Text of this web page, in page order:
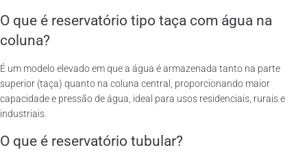
O que é reservatório tipo taça com água na
coluna?
É um modelo elevado em que a água é armazenada tanto na parte
superior (taça) quanto na coluna central, proporcionando maior
capacidade e pressão de água, ideal para usos residenciais, rurais e
industriais.
O que é reservatório tubular?